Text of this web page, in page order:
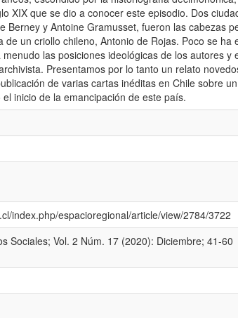
XIX que se dio a conocer este episodio. Dos
Berney y Antoine Gramusset, fueron las cabezas
un criollo chileno, Antonio de Rojas. Poco se ha
las posiciones ideológicas de los autores y
Presentamos por lo tanto un relato
de varias cartas inéditas en Chile sobre
inicio de la emancipación de este país.
index.php/espacioregional/article/view/2784/3722
Sociales; Vol. 2 Núm. 17 (2020): Diciembre; 41-60